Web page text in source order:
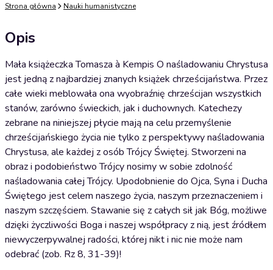
Strona główna Nauki humanistyczne
Opis
Mała książeczka Tomasza à Kempis O naśladowaniu Chrystusa
jest jedną z najbardziej znanych książek chrześcijaństwa. Przez
całe wieki meblowała ona wyobraźnię chrześcijan wszystkich
stanów, zarówno świeckich, jak i duchownych. Katechezy
zebrane na niniejszej płycie mają na celu przemyślenie
chrześcijańskiego życia nie tylko z perspektywy naśladowania
Chrystusa, ale każdej z osób Trójcy Świętej. Stworzeni na
obraz i podobieństwo Trójcy nosimy w sobie zdolność
naśladowania całej Trójcy. Upodobnienie do Ojca, Syna i Ducha
Świętego jest celem naszego życia, naszym przeznaczeniem i
naszym szczęściem. Stawanie się z całych sił jak Bóg, możliwe
dzięki życzliwości Boga i naszej współpracy z nią, jest źródłem
niewyczerpywalnej radości, której nikt i nic nie może nam
odebrać (zob. Rz 8, 31-39)!